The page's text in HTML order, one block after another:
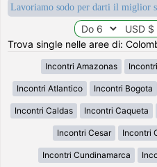
Lavoriamo sodo per darti il miglior
Trova single nelle aree di:
Incontri Amazonas
Incontri Atlantico Incontri Bogota
Incontri Caldas Incontri Caqueta
Incontri Cesar Incontri
Incontri Cundinamarca